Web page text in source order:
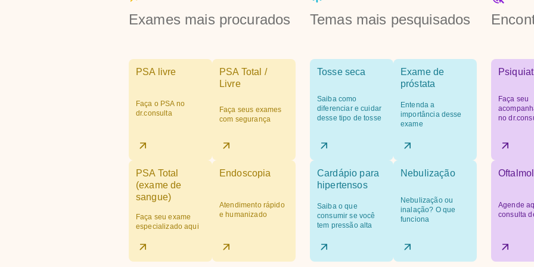
Exames mais procurados
PSA livre
Faça o PSA no
dr.consulta
PSA Total /
Livre
Faça seus exames
com segurança
PSA Total
(exame de
sangue)
Faça seu exame
especializado aqui
Endoscopia
Atendimento rápido
e humanizado
Temas mais pesquisados
Tosse seca
Saiba como
diferenciar e cuidar
desse tipo de tosse
Exame de
próstata
Entenda a
importância desse
exame
Cardápio para
hipertensos
Saiba o que
consumir se você
tem pressão alta
Nebulização
Nebulização ou
inalação? O que
funciona
Faça seu
no
Agende
consulta